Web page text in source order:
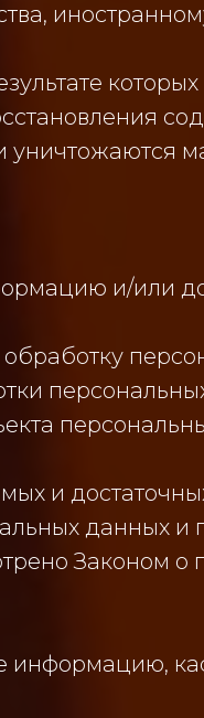
и/или
и
данных и
Законом о
информацию,